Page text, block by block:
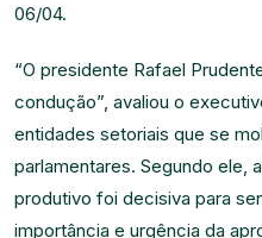
06/04.
“O presidente Rafael
condução”, avaliou o
entidades setoriais que se
parlamentares. Segundo ele,
produtivo foi decisiva para
importância e urgência da